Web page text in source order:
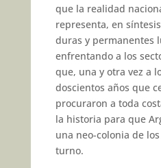
que la realidad
representa, en
duras y permanentes
enfrentando a los
que, una y otra vez a
doscientos años que
procuraron a toda
la histo­ria para que
una neo-colonia de
turno.